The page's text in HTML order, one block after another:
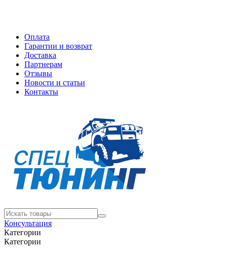
Оплата
Гарантии и возврат
Доставка
Партнерам
Отзывы
Новости и статьи
Контакты
Консультация
Категории
Категории